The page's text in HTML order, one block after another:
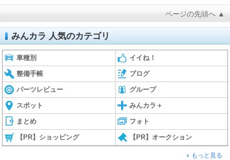
ページの先頭へ ▲
みんカラ 人気のカテゴリ
車種別 イイね！
整備手帳 ブログ
パーツレビュー グループ
スポット みんカラ＋
まとめ フォト
【PR】ショッピング 【PR】オークション
もっと見る